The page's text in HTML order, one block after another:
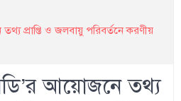
প্রাপ্তি ও জলবায়ু পরিবর্তনে করণীয়
আয়োজনে তথ্য